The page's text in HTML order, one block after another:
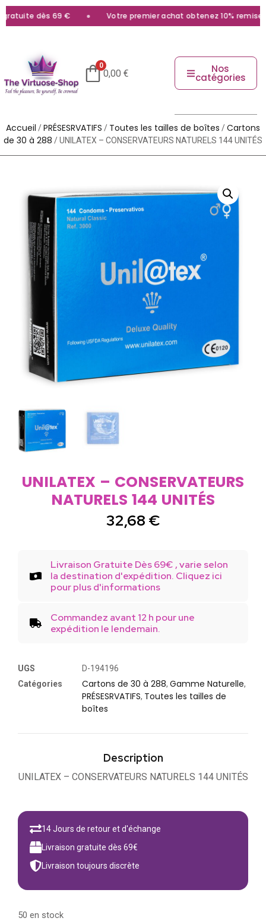
dès 69 € Votre premier achat obtenez 10% remise
0
0,00 € Nos
catégories
Accueil /PRÉSESRVATIFS / Toutes les tailles de boîtes /Cartons
de 30 à 288 / UNILATEX – CONSERVATEURS NATURELS 144 UNITÉS
UNILATEX – CONSERVATEURS
NATURELS 144 UNITÉS
32,68 €
Livraison Gratuite Dès 69€ , varie selon
la destination d'expédition. Cliquez ici
pour plus d'informations
Commandez avant 12 h pour une
expédition le lendemain.
UGS
D-194196
Catégories
Cartons de 30 à 288, Gamme Naturelle,
PRÉSESRVATIFS, Toutes les tailles de
boîtes
Description
UNILATEX – CONSERVATEURS NATURELS 144 UNITÉS
14 Jours de retour et d'échange
Livraison gratuite dès 69€
Livraison toujours discrète
50 en stock